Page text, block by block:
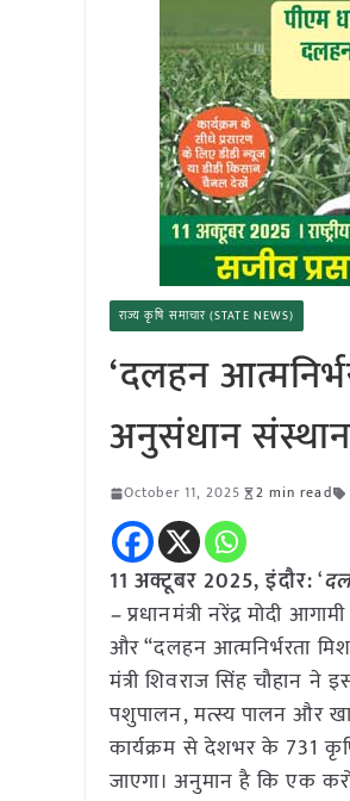
राज्य कृषि समाचार (STATE NEWS)
‘दलहन
अनुसंधान
October 11, 2025 2 min read
11 अक्टूबर 2025,इंदौर:‘
–प्रधानमंत्री नरेंद्र मोदी
और “दलहन आत्मनिर्भरता
मंत्री शिवराज सिंह चौहान
पशुपालन, मत्स्य पालन और
कार्यक्रम से देशभर के 731
जाएगा। अनुमान है कि एक